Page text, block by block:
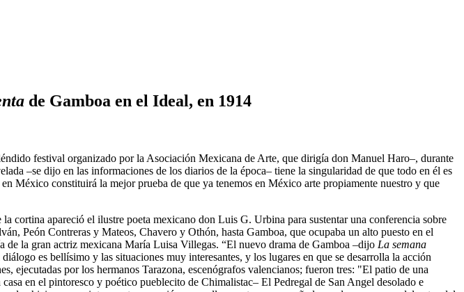
de Gamboa en el Ideal, en 1914
festival organizado por la Asociación Mexicana de Arte, que dirigía don Manuel Haro–, durante
–se dijo en las informaciones de los diarios de la época– tiene la singularidad de que todo en él es
México constituirá la mejor prueba de que ya tenemos en México arte propiamente nuestro y que
cortina apareció el ilustre poeta mexicano don Luis G. Urbina para sustentar una conferencia sobre
Peón Contreras y Mateos, Chavero y Othón, hasta Gamboa, que ocupaba un alto puesto en el
de la gran actriz mexicana María Luisa Villegas. “El nuevo drama de Gamboa –dijo La semana
es bellísimo y las situaciones muy interesantes, y los lugares en que se desarrolla la acción
ejecutadas por los hermanos Tarazona, escenógrafos valencianos; fueron tres: "El patio de una
en el pintoresco y poético pueblecito de Chimalistac– El Pedregal de San Angel desolado e